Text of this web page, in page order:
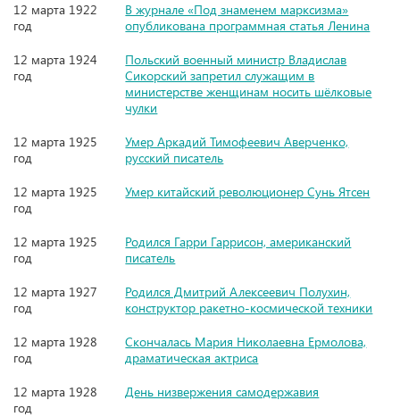
12 марта 1922
год
В журнале «Под знаменем марксизма»
опубликована программная статья Ленина
12 марта 1924
год
Польский военный министр Владислав
Сикорский запретил служащим в
министерстве женщинам носить шёлковые
чулки
12 марта 1925
год
Умер Аркадий Тимофеевич Аверченко,
русский писатель
12 марта 1925
год
Умер китайский революционер Сунь Ятсен
12 марта 1925
год
Родился Гарри Гаррисон, американский
писатель
12 марта 1927
год
Родился Дмитрий Алексеевич Полухин,
конструктор ракетно-космической техники
12 марта 1928
год
Скончалась Мария Николаевна Ермолова,
драматическая актриса
12 марта 1928
год
День низвержения самодержавия